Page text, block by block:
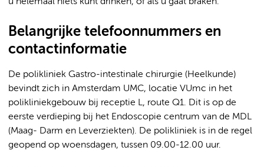
Belangrijke telefoonnummers en
contactinformatie
De polikliniek Gastro-intestinale chirurgie (Heelkunde)
bevindt zich in Amsterdam UMC, locatie VUmc in het
polikliniekgebouw bij receptie L, route Q1. Dit is op de
eerste verdieping bij het Endoscopie centrum van de MDL
(Maag- Darm en Leverziekten). De polikliniek is in de regel
geopend op woensdagen, tussen 09.00-12.00 uur.